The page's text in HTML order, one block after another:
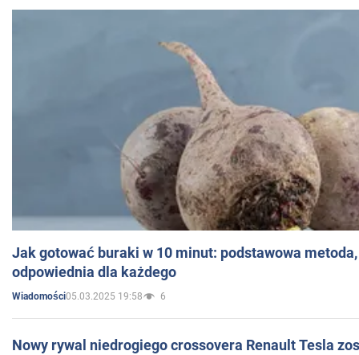
Jak gotować buraki w 10 minut: podstawowa
odpowiednia dla każdego
Wiadomości05.03.2025 19:58 6
Nowy rywal niedrogiego crossovera Renault Tesla